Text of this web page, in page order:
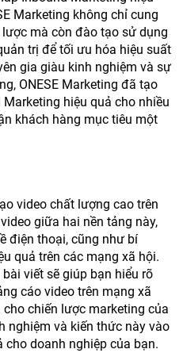
Marketing không chỉ cung
mà còn đào tạo sử dụng
trị để tối ưu hóa hiệu suất
gia giàu kinh nghiệm và sự
ONESE Marketing đã tạo
hiệu quả cho nhiều
khách hàng mục tiêu một
video chất lượng cao trên
giữa hai nền tảng này,
điện thoại, cũng như bí
quả trên các mạng xã hội.
viết sẽ giúp bạn hiểu rõ
cáo video trên mạng xã
chiến lược marketing của
nghiệm và kiến thức này vào
doanh nghiệp của bạn.